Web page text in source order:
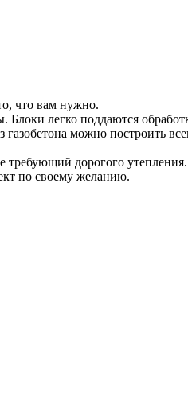
что вам нужно.
легко поддаются
можно построить
дорогого
по своему желанию.